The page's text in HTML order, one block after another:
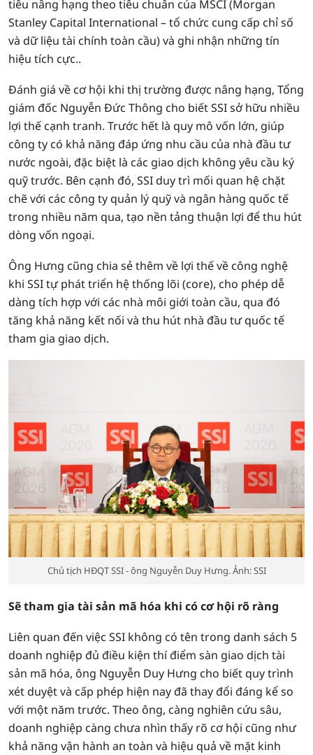
tiêu nâng hạng theo tiêu chuẩn của MSCI (Morgan
Stanley Capital International – tổ chức cung cấp chỉ số
và dữ liệu tài chính toàn cầu) và ghi nhận những tín
hiệu tích cực..
Đánh giá về cơ hội khi thị trường được nâng hạng, Tổng
giám đốc Nguyễn Đức Thông cho biết SSI sở hữu nhiều
lợi thế cạnh tranh. Trước hết là quy mô vốn lớn, giúp
công ty có khả năng đáp ứng nhu cầu của nhà đầu tư
nước ngoài, đặc biệt là các giao dịch không yêu cầu ký
quỹ trước. Bên cạnh đó, SSI duy trì mối quan hệ chặt
chẽ với các công ty quản lý quỹ và ngân hàng quốc tế
trong nhiều năm qua, tạo nền tảng thuận lợi để thu hút
dòng vốn ngoại.
Ông Hưng cũng chia sẻ thêm về lợi thế về công nghệ
khi SSI tự phát triển hệ thống lõi (core), cho phép dễ
dàng tích hợp với các nhà môi giới toàn cầu, qua đó
tăng khả năng kết nối và thu hút nhà đầu tư quốc tế
tham gia giao dịch.
Chủ tịch HĐQT SSI - ông Nguyễn Duy Hưng. Ảnh: SSI
Sẽ tham gia tài sản mã hóa khi có cơ hội rõ ràng
Liên quan đến việc SSI không có tên trong danh sách 5
doanh nghiệp đủ điều kiện thí điểm sàn giao dịch tài
sản mã hóa, ông Nguyễn Duy Hưng cho biết quy trình
xét duyệt và cấp phép hiện nay đã thay đổi đáng kể so
với một năm trước. Theo ông, càng nghiên cứu sâu,
doanh nghiệp càng chưa nhìn thấy rõ cơ hội cũng như
khả năng vận hành an toàn và hiệu quả về mặt kinh